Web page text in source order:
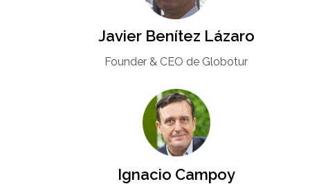
Javier Benítez Lázaro
Founder & CEO de Globotur​
Ignacio Campoy​